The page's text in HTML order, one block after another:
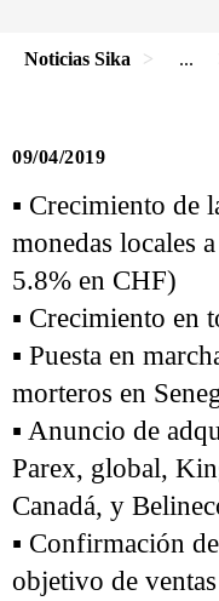
Noticias Sika ...
09/04/2019
▪ Crecimiento de
monedas locales
5.8% en CHF)
▪ Crecimiento en
▪ Puesta en
morteros en
▪ Anuncio de
Parex, global,
Canadá, y
▪ Confirmación
objetivo de